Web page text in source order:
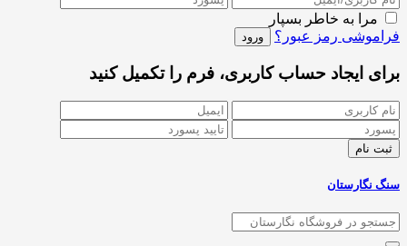
مرا به خاطر بسپار
فراموشی رمز عبور؟
برای ایجاد حساب کاربری، فرم را تکمیل کنید
سنگ نگارستان